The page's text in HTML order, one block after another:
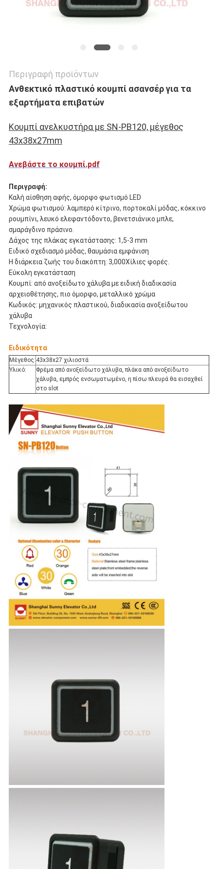
Περιγραφή προϊόντων
Ανθεκτικό πλαστικό κουμπί ασανσέρ για τα
εξαρτήματα επιβατών
Κουμπί ανελκυστήρα με SN-PB120, μέγεθος
43x38x27mm
Ανεβάστε το κουμπί.pdf
Περιγραφή:
Καλή αίσθηση αφής, όμορφο φωτισμό LED
Χρώμα φωτισμού: λαμπερό κίτρινο, πορτοκαλί μόδας, κόκκινο
ρουμπίνι, λευκό ελεφαντόδοντο, βενετσιάνικο μπλε,
σμαράγδινο πράσινο.
Δάχος της πλάκας εγκατάστασης: 1,5-3 mm
Ειδικό σχεδιασμό μόδας, θαυμάσια εμφάνιση
Η διάρκεια ζωής του διακόπτη: 3,000Χίλιες φορές.
Εύκολη εγκατάσταση
Κουμπί: από ανοξείδωτο χάλυβα με ειδική διαδικασία
αρχειοθέτησης, πιο όμορφο, μεταλλικό χρώμα
Κωδικός: μηχανικός πλαστικού, διαδικασία ανοξείδωτου
χάλυβα
Τεχνολογία:
Ειδικότητα
Μέγεθος: 43x38x27 χιλιοστά
Υλικό:
Φρέμα από ανοξείδωτο χάλυβα, πλάκα από ανοξείδωτο
χάλυβα, εμπρός ενσωματωμένο, η πίσω πλευρά θα εισαχθεί
στο slot